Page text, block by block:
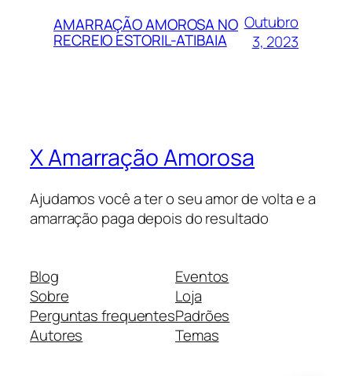
AMARRAÇÃO AMOROSA NO
RECREIO ESTORIL-ATIBAIA
Outubro
3, 2023
X Amarração Amorosa
Ajudamos você a ter o seu amor de volta e a
amarração paga depois do resultado
Blog
Sobre
Perguntas frequentes
Autores
Eventos
Loja
Padrões
Temas